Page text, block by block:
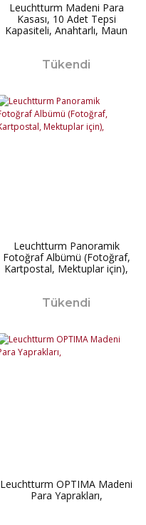
Leuchtturm Madeni Para
Kasası, 10 Adet Tepsi
Kapasiteli, Anahtarlı, Maun
Tükendi
Leuchtturm Panoramik
Fotoğraf Albümü (Fotoğraf,
Kartpostal, Mektuplar için),
Tükendi
Leuchtturm OPTIMA Madeni
Para Yaprakları,